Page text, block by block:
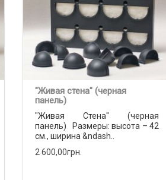
"Живая стена" (черная
панель)
"Живая Стена" (черная
панель) Размеры: высота – 42
см., ширина &ndash..
2 600,00грн.